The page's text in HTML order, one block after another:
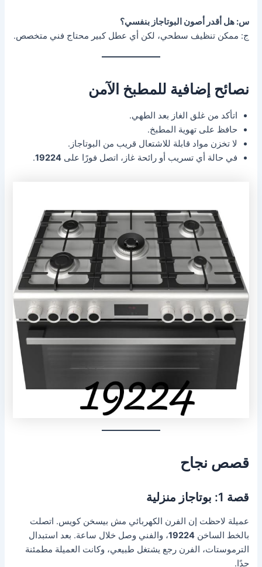
س: هل أقدر أصون البوتاجاز بنفسي؟
ج: ممكن تنظيف سطحي، لكن أي عطل كبير محتاج فني متخصص.
نصائح إضافية للمطبخ الآمن
اتأكد من غلق الغاز بعد الطهي.
حافظ على تهوية المطبخ.
لا تخزن مواد قابلة للاشتعال قريب من البوتاجاز.
في حالة أي تسريب أو رائحة غاز، اتصل فورًا على19224
.
قصص نجاح
قصة 1: بوتاجاز منزلية
عميلة لاحظت إن الفرن الكهربائي مش بيسخن كويس. اتصلت
بالخط الساخن19224، والفني وصل خلال ساعة. بعد استبدال
الترموستات، الفرن رجع يشتغل طبيعي، وكانت العميلة مطمئنة
جدًا.